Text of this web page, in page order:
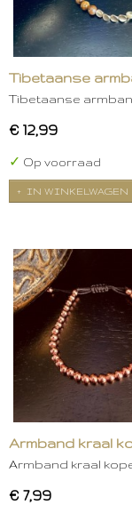
Tibetaanse
Tibetaanse
€ 12,99
✓ Op voorraad
IN WINKELWAGEN
Armband kraal
Armband kraal
€ 7,99